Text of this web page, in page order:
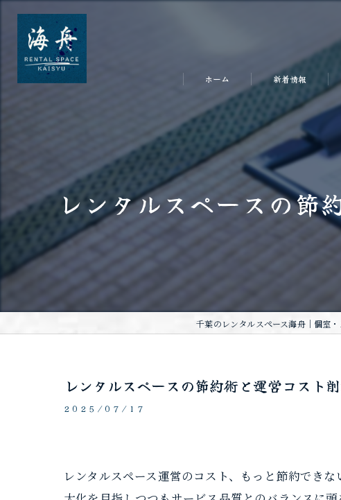
ホーム 新着情報
レンタルスペースの節
千葉のレンタルスペース海舟｜個室
レンタルスペースの節約術と運営コスト
2025/07/17
レンタルスペース運営のコスト、もっと節約でき